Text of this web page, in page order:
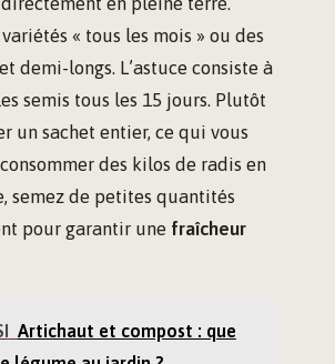
« tous les mois » ou des
demi-longs. L’astuce consiste à
semis tous les 15 jours. Plutôt
un sachet entier, ce qui vous
des kilos de radis en
semez de petites quantités
pour garantir une fraîcheur
Artichaut et compost : que